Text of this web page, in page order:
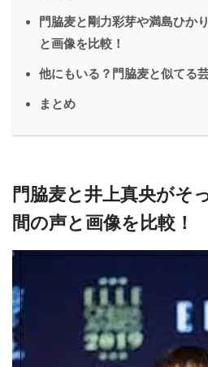
門脇麦と剛力彩芽や満島ひか
と画像を比較！
他にもいる？門脇麦と似てる
まとめ
門脇麦と井上真央がそ
間の声と画像を比較！